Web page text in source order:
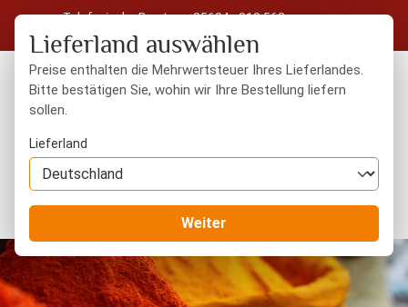
Zum Hauptinhalt springen
Telefonische Beratung: 05604 - 919 563
Kostenloser Versand in Deutschland ab 50 € Warenwert
Lieferland auswählen
Preise enthalten die Mehrwertsteuer Ihres Lieferlandes.
Bitte bestätigen Sie, wohin wir Ihre Bestellung liefern
sollen.
Lieferland
Weiter